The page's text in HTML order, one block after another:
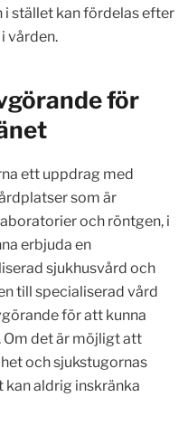
stället kan fördelas efter
vården.
för
ett uppdrag med
som är
och röntgen, i
erbjuda en
sjukhusvård och
till specialiserad vård
för att kunna
Om det är möjligt att
och sjukstugornas
kan aldrig inskränka